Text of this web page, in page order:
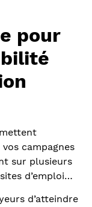
pour
campagnes
sur plusieurs
d’emploi…
d’atteindre